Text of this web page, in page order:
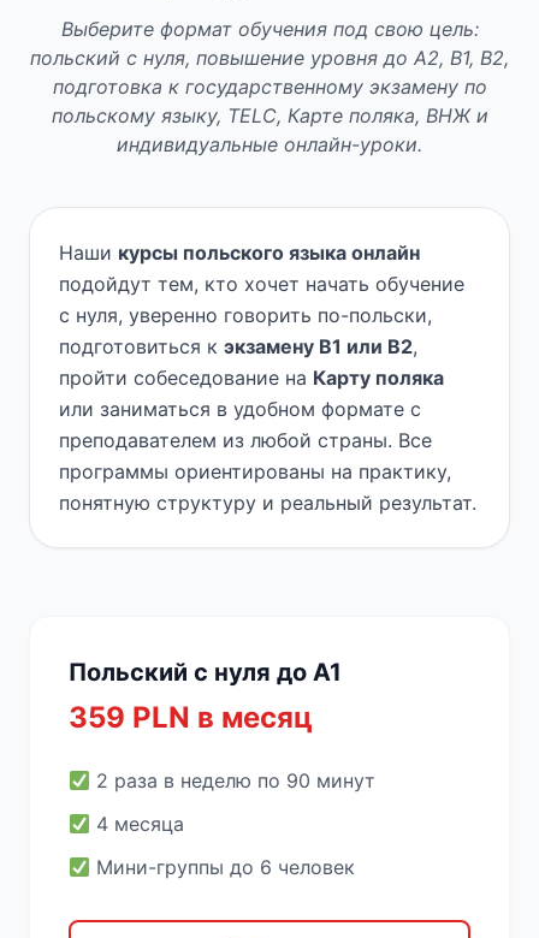
Выберите формат обучения под свою цель:
польский с нуля, повышение уровня до A2, B1, B2,
подготовка к государственному экзамену по
польскому языку, TELC, Карте поляка, ВНЖ и
индивидуальные онлайн-уроки.
Наши курсы польского языка онлайн
подойдут тем, кто хочет начать обучение
с нуля, уверенно говорить по-польски,
подготовиться к экзамену B1 или B2,
пройти собеседование на Карту поляка
или заниматься в удобном формате с
преподавателем из любой страны. Все
программы ориентированы на практику,
понятную структуру и реальный результат.
Польский с нуля до A1
359 PLN в месяц
2 раза в неделю по 90 минут
4 месяца
Мини-группы до 6 человек